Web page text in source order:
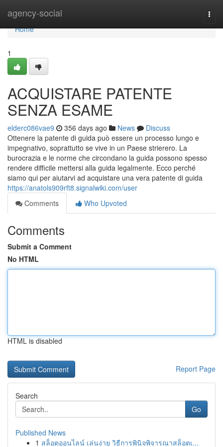
agency-social
Home
Home
1
ACQUISTARE PATENTE
SENZA ESAME
elderc086vae9 356 days ago News
Discuss
Ottenere la patente di guida può essere un processo lungo e
impegnativo, soprattutto se vive in un Paese strierero. La
burocrazia e le norme che circondano la guida possono spesso
rendere difficile mettersi alla guida legalmente. Ecco perché
siamo qui per aiutarvi ad acquistare una vera patente di guida
https://anatols909rft8.signalwiki.com/user
Comments
Who Upvoted
Comments
Submit a Comment
No HTML
HTML is disabled
Report Page
Search
Go
Published News
1 สล็อตออนไลน์ เล่นง่าย วิธีการพินิจพิจารณาสล็อตเ...